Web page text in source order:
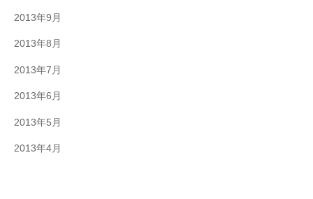
2013年9月
2013年8月
2013年7月
2013年6月
2013年5月
2013年4月